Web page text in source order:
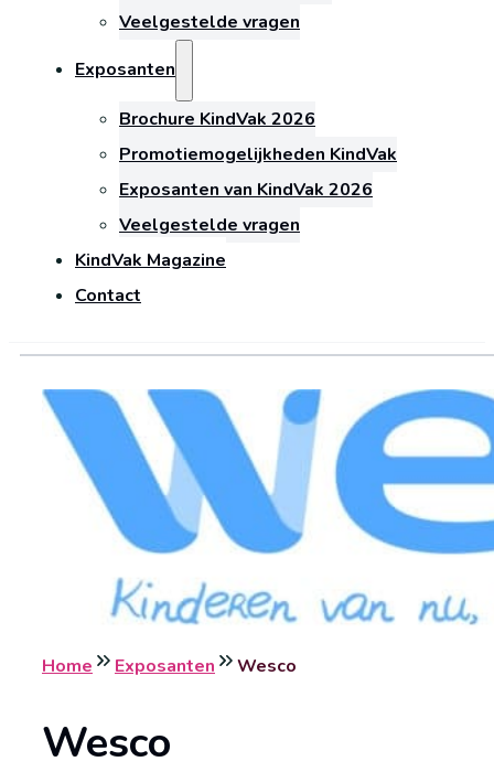
Veelgestelde vragen
Exposanten
Brochure KindVak 2026
Promotiemogelijkheden KindVak
Exposanten van KindVak 2026
Veelgestelde vragen
KindVak Magazine
Contact
Home Exposanten Wesco
Wesco